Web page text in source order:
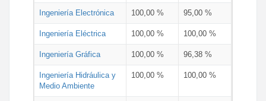
Ingeniería Electrónica 100,00 % 95,00 %
Ingeniería Eléctrica 100,00 % 100,00 %
Ingeniería Gráfica 100,00 % 96,38 %
Ingeniería Hidráulica y
Medio Ambiente
100,00 % 100,00 %